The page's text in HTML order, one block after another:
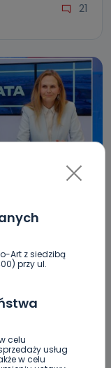
Art z siedzibą
przy ul.
celu
usług
w celu
21